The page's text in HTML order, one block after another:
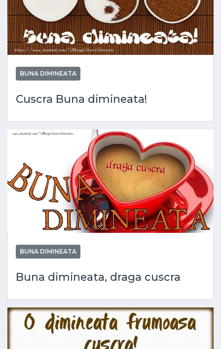
BUNA DIMINEATA
Cuscra Buna dimineata!
BUNA DIMINEATA
Buna dimineata, draga cuscra